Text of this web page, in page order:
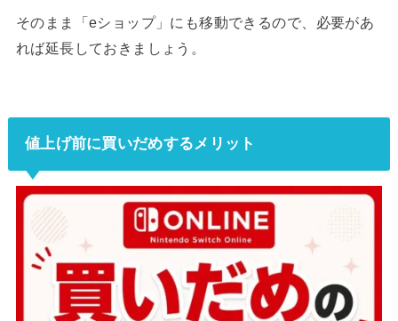
そのまま「eショップ」にも移動できるので、必要があ
れば延長しておきましょう。
値上げ前に買いだめするメリット